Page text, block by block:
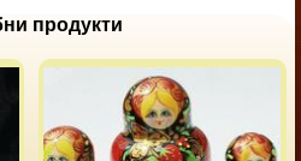
продукти